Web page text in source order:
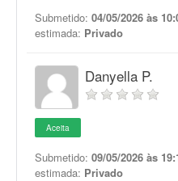
Submetido: 04/05/2026 às
estimada: Privado
Danyella P.
Aceita
Submetido: 09/05/2026 às
estimada: Privado